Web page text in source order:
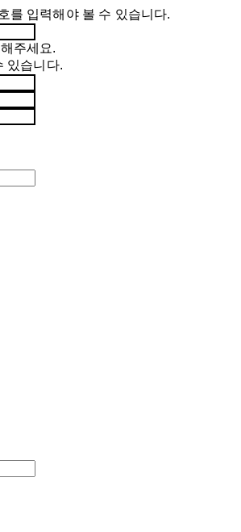
를 입력해야 볼 수 있습니다.
주세요.
있습니다.